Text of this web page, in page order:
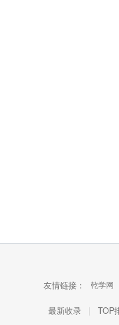
友情链接： 乾学网
最新收录 | TOP